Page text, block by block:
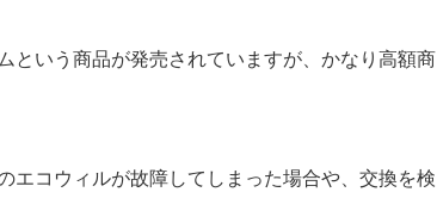
という商品が発売されていますが、かなり高額商
エコウィルが故障してしまった場合や、交換を検